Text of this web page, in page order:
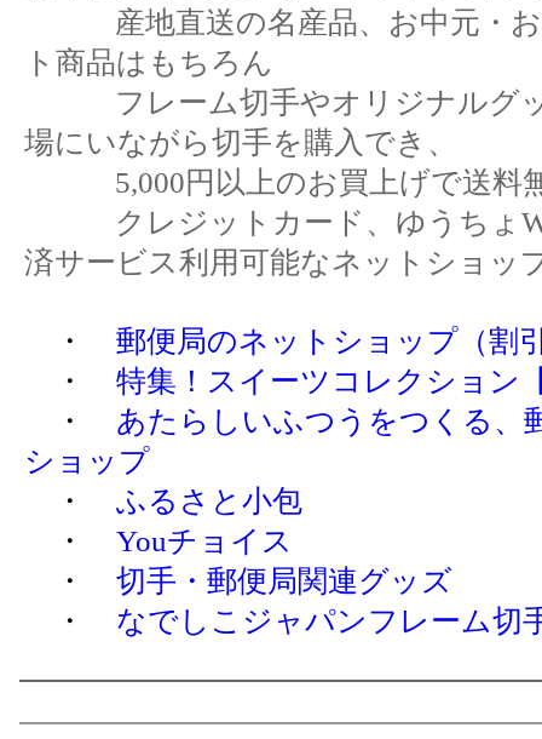
産地直送の名産品、お中元・お
ト商品はもちろん
フレーム切手やオリジナルグッ
場にいながら切手を購入でき、
5,000円以上のお買上げで送料
クレジットカード、ゆうちょ
済サービス利用可能なネットショッ
・ 郵便局のネットショップ（割
・ 特集！スイーツコレクション
・ あたらしいふつうをつくる、
ショップ
・ ふるさと小包
・ Youチョイス
・ 切手・郵便局関連グッズ
・ なでしこジャパンフレーム切